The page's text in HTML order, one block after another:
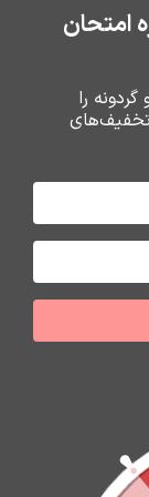
امتحان
را